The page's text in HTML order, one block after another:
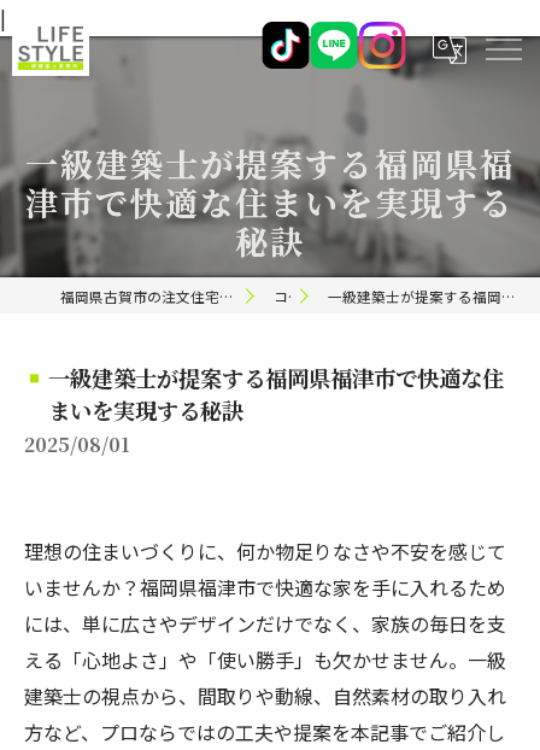
|
一級建築士が提案する福岡県福
津市で快適な住まいを実現する
秘訣
福岡県古賀市の注文住宅ならライフスタイル 一級建築士事務所 コラム 一級建築士が提案する福岡県福津市で快適な住まいを実現する秘訣
一級建築士が提案する福岡県福津市で快適な住
まいを実現する秘訣
2025/08/01
理想の住まいづくりに、何か物足りなさや不安を感じて
いませんか？福岡県福津市で快適な家を手に入れるため
には、単に広さやデザインだけでなく、家族の毎日を支
える「心地よさ」や「使い勝手」も欠かせません。一級
建築士の視点から、間取りや動線、自然素材の取り入れ
方など、プロならではの工夫や提案を本記事でご紹介し